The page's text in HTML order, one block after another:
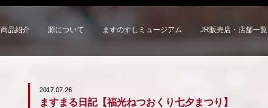
商品紹介 源について ますのすしミュージアム JR販売店・店舗一覧
2017.07.26
ますまる日記【福光ねつおくり七夕まつり】